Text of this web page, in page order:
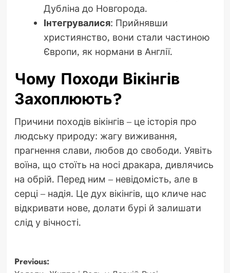
Дубліна до Новгорода.
Інтегрувалися: Прийнявши
християнство, вони стали частиною
Європи, як нормани в Англії.
Чому Походи Вікінгів
Захоплюють?
Причини походів вікінгів – це історія про
людську природу: жагу виживання,
прагнення слави, любов до свободи. Уявіть
воїна, що стоїть на носі дракара, дивлячись
на обрій. Перед ним – невідомість, але в
серці – надія. Це дух вікінгів, що кличе нас
відкривати нове, долати бурі й залишати
слід у вічності.
Post
Previous: